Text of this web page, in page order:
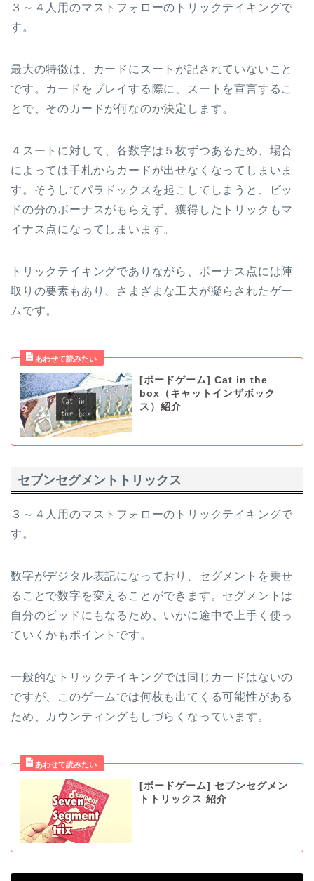
３～４人用のマストフォローのトリックテイキングで
す。
最大の特徴は、カードにスートが記されていないこと
です。カードをプレイする際に、スートを宣言するこ
とで、そのカードが何なのか決定します。
４スートに対して、各数字は５枚ずつあるため、場合
によっては手札からカードが出せなくなってしまいま
す。そうしてパラドックスを起こしてしまうと、ビッ
ドの分のボーナスがもらえず、獲得したトリックもマ
イナス点になってしまいます。
トリックテイキングでありながら、ボーナス点には陣
取りの要素もあり、さまざまな工夫が凝らされたゲー
ムです。
[ボードゲーム] Cat in the
box（キャットインザボック
ス）紹介
セブンセグメントトリックス
３～４人用のマストフォローのトリックテイキングで
す。
数字がデジタル表記になっており、セグメントを乗せ
ることで数字を変えることができます。セグメントは
自分のビッドにもなるため、いかに途中で上手く使っ
ていくかもポイントです。
一般的なトリックテイキングでは同じカードはないの
ですが、このゲームでは何枚も出てくる可能性がある
ため、カウンティングもしづらくなっています。
[ボードゲーム] セブンセグメン
トトリックス 紹介